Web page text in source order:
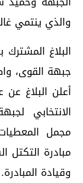
والذي ينتمي
البلاغ
جبهة القوى،
أعلن البلاغ
الانتخابي
مجمل
مبادرة التكتل
وقيادة المبادرة.